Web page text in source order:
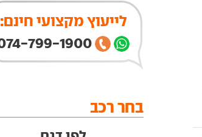
לייעוץ מקצועי חינם:
074-799-1900
בחר רכב